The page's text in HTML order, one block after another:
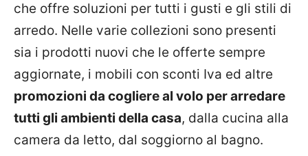
che offre soluzioni per tutti i gusti e gli stili di
arredo. Nelle varie collezioni sono presenti
sia i prodotti nuovi che le offerte sempre
aggiornate, i mobili con sconti Iva ed altre
promozioni da cogliere al volo per arredare
tutti gli ambienti della casa, dalla cucina alla
camera da letto, dal soggiorno al bagno.